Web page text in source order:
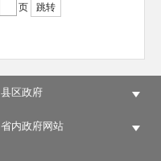
页 跳转
县区政府
省内政府网站